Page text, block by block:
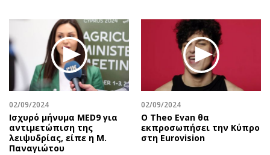
02/09/2024
Ισχυρό μήνυμα MED9 για
αντιμετώπιση της
λειψυδρίας, είπε η Μ.
Παναγιώτου
02/09/2024
Ο Theo Evan θα
εκπροσωπήσει την Κύπρο
στη Eurovision